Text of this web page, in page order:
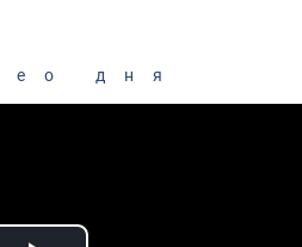
дня